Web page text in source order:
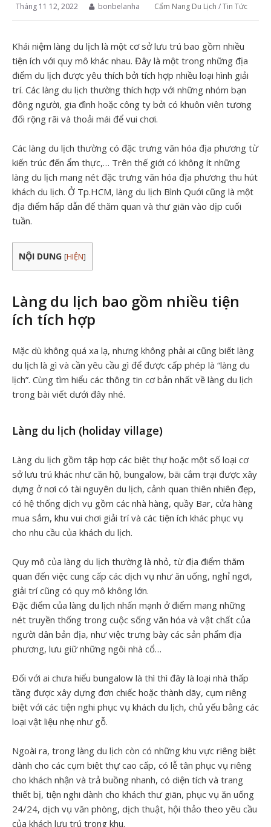
Tháng 11 12, 2022 bonbelanha Cẩm Nang Du Lịch /Tin Tức
Khái niệm làng du lịch là một cơ sở lưu trú bao gồm nhiều
tiện ích với quy mô khác nhau. Đây là một trong những địa
điểm du lịch được yêu thích bởi tích hợp nhiều loại hình giải
trí. Các làng du lịch thường thích hợp với những nhóm bạn
đông người, gia đình hoặc công ty bởi có khuôn viên tương
đối rộng rãi và thoải mái để vui chơi.
Các làng du lịch thường có đặc trưng văn hóa địa phương từ
kiến trúc đến ẩm thực,… Trên thế giới có không ít những
làng du lịch mang nét đặc trưng văn hóa địa phương thu hút
khách du lịch. Ở Tp.HCM, làng du lịch Bình Quới cũng là một
địa điểm hấp dẫn để thăm quan và thư giãn vào dịp cuối
tuần.
NỘI DUNG [HIỆN]
Làng du lịch bao gồm nhiều tiện
ích tích hợp
Mặc dù không quá xa lạ, nhưng không phải ai cũng biết làng
du lịch là gì và cần yêu cầu gì để được cấp phép là “làng du
lịch”. Cùng tìm hiểu các thông tin cơ bản nhất về làng du lịch
trong bài viết dưới đây nhé.
Làng du lịch (holiday village)
Làng du lịch gồm tập hợp các biệt thự hoặc một số loại cơ
sở lưu trú khác như căn hộ, bungalow, bãi cắm trại được xây
dựng ở nơi có tài nguyên du lịch, cảnh quan thiên nhiên đẹp,
có hệ thống dịch vụ gồm các nhà hàng, quầy Bar, cửa hàng
mua sắm, khu vui chơi giải trí và các tiện ích khác phục vụ
cho nhu cầu của khách du lịch.
Quy mô của làng du lịch thường là nhỏ, từ địa điểm thăm
quan đến việc cung cấp các dịch vụ như ăn uống, nghỉ ngơi,
giải trí cũng có quy mô không lớn.
Đặc điểm của làng du lịch nhấn mạnh ở điểm mang những
nét truyền thống trong cuộc sống văn hóa và vật chất của
người dân bản địa, như việc trưng bày các sản phẩm địa
phương, lưu giữ những ngôi nhà cổ…
Đối với ai chưa hiểu bungalow là thì thì đây là loại nhà thấp
tầng được xây dựng đơn chiếc hoặc thành dãy, cụm riêng
biệt với các tiện nghi phục vụ khách du lịch, chủ yếu bằng các
loại vật liệu nhẹ như gỗ.
Ngoài ra, trong làng du lịch còn có những khu vực riêng biệt
dành cho các cụm biệt thự cao cấp, có lễ tân phục vụ riêng
cho khách nhận và trả buồng nhanh, có diện tích và trang
thiết bị, tiện nghi dành cho khách thư giãn, phục vụ ăn uống
24/24, dịch vụ văn phòng, dịch thuật, hội thảo theo yêu cầu
của khách lưu trú trong khu.